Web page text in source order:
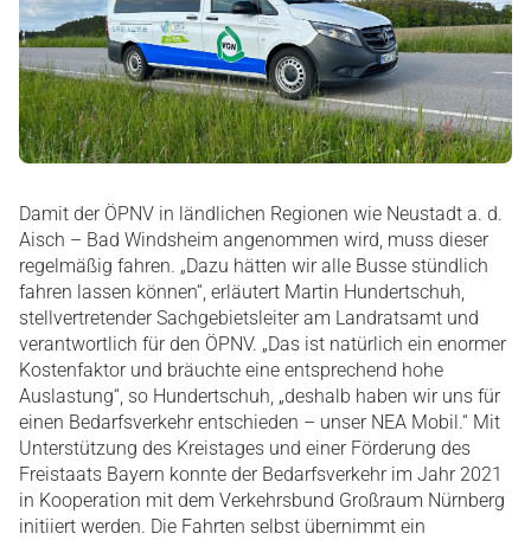
Damit der ÖPNV in ländlichen Regionen wie Neustadt a. d.
Aisch – Bad Windsheim angenommen wird, muss dieser
regelmäßig fahren. „Dazu hätten wir alle Busse stündlich
fahren lassen können“, erläutert Martin Hundertschuh,
stellvertretender Sachgebietsleiter am Landratsamt und
verantwortlich für den ÖPNV. „Das ist natürlich ein enormer
Kostenfaktor und bräuchte eine entsprechend hohe
Auslastung“, so Hundertschuh, „deshalb haben wir uns für
einen Bedarfsverkehr entschieden – unser NEA Mobil.“ Mit
Unterstützung des Kreistages und einer Förderung des
Freistaats Bayern konnte der Bedarfsverkehr im Jahr 2021
in Kooperation mit dem Verkehrsbund Großraum Nürnberg
initiiert werden. Die Fahrten selbst übernimmt ein